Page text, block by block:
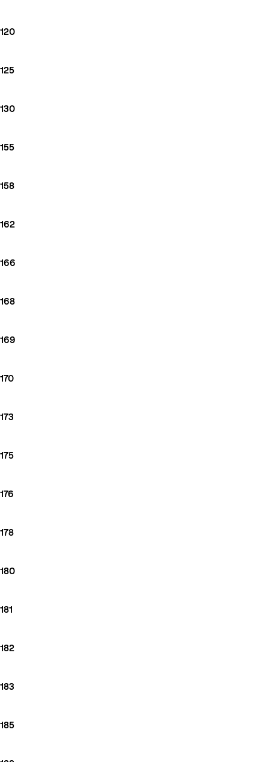
120
125
130
155
158
162
166
168
169
170
173
175
176
178
180
181
182
183
185